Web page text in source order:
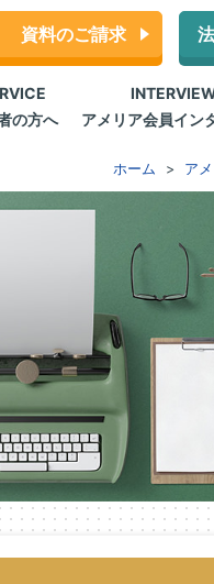
資料のご請求
の方へ
アメリア会員イン
ホーム ア